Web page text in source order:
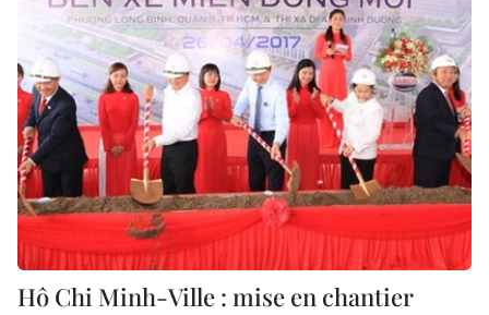
Hô Chi Minh-Ville : mise en chantier